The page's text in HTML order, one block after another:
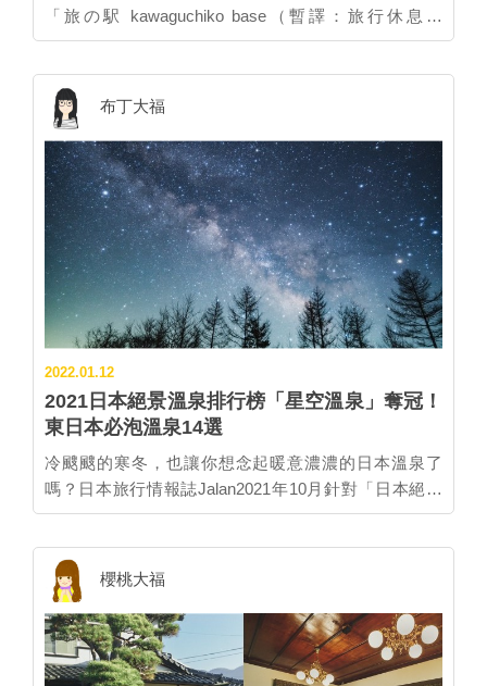
「旅の駅 kawaguchiko base（暫譯：旅行休息站
kawaguchiko base）」即將於6月11日開幕。 ▲「旅行
原創商品，另有餐廳、咖啡廳，非常適合作為旅行的中
繼站。 設施內的「ASAMA市場」匯集當地新鮮蔬菜、
地方工藝品、土產等，另將設立能舉行活動的多元空
間，並計畫定期舉辦市集，推廣當地人的創作。而餐廳
也會提供多款在地美食，讓旅人一嘗道地美味。
▲「ASAMA市場」內部空間。 除此之外，由日本人氣
釀酒師「鷹野HIRO子」參與企劃的河口湖首座葡萄酒
廠預計在8月開幕，而供豪華露營用的住宿設施亦將在
2023年春季開業，屆時這裡將成為集結購物美食、休閒
觀光、露營住宿的新魅力景點。下回安排河口湖旅行
時，不妨一併排入行程中。 ▲從河口湖附近眺望的富士
山美景。 …
布丁大福
2022.01.12
2021日本絕景溫泉排行榜「星空溫泉」奪冠！
東日本必泡溫泉14選
冷颼颼的寒冬，也讓你想念起暖意濃濃的日本溫泉了
嗎？日本旅行情報誌Jalan2021年10月針對「日本絕景
溫泉」進行調查，短短4天，湧進1,005位20～50歲日本
絕景溫泉為能夠享受滿天星斗的「星空溫泉」，亞軍為
擁覽海天一色絕景的「無邊際溫泉」，第3、4名為能感
受到滿滿季節感的「雪見溫泉」、「櫻花X紅葉溫
泉」。再來則是擁有遼闊視野的「全景溫泉」。 本篇依
照上述5大主題，介紹Jalan編輯部嚴選的東日本地區絕
櫻桃大福